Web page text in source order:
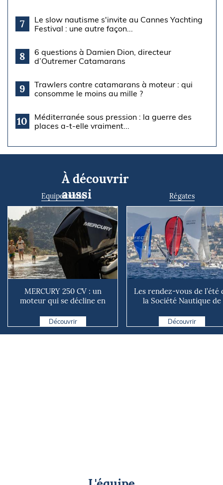
7
Le slow nautisme s'invite au Cannes Yachting
Festival : une autre façon...
8
6 questions à Damien Dion, directeur
d’Outremer Catamarans
9
Trawlers contre catamarans à moteur : qui
consomme le moins au mille ?
10
Méditerranée sous pression : la guerre des
places a-t-elle vraiment...
À découvrir
aussi
Equipements
MERCURY 250 CV : un
moteur qui se décline en
Découvrir
Régates
Les rendez-vous de l’été
la Société Nautique de
Découvrir